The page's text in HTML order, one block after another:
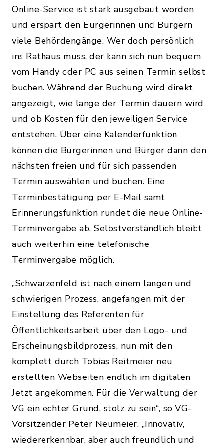
Online-Service ist stark ausgebaut worden
und erspart den Bürgerinnen und Bürgern
viele Behördengänge. Wer doch persönlich
ins Rathaus muss, der kann sich nun bequem
vom Handy oder PC aus seinen Termin selbst
buchen. Während der Buchung wird direkt
angezeigt, wie lange der Termin dauern wird
und ob Kosten für den jeweiligen Service
entstehen. Über eine Kalenderfunktion
können die Bürgerinnen und Bürger dann den
nächsten freien und für sich passenden
Termin auswählen und buchen. Eine
Terminbestätigung per E-Mail samt
Erinnerungsfunktion rundet die neue Online-
Terminvergabe ab. Selbstverständlich bleibt
auch weiterhin eine telefonische
Terminvergabe möglich.
„Schwarzenfeld ist nach einem langen und
schwierigen Prozess, angefangen mit der
Einstellung des Referenten für
Öffentlichkeitsarbeit über den Logo- und
Erscheinungsbildprozess, nun mit den
komplett durch Tobias Reitmeier neu
erstellten Webseiten endlich im digitalen
Jetzt angekommen. Für die Verwaltung der
VG ein echter Grund, stolz zu sein“, so VG-
Vorsitzender Peter Neumeier. „Innovativ,
wiedererkennbar, aber auch freundlich und